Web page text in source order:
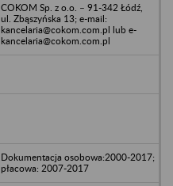
COKOM Sp. z o.o. – 91-342 Łódź,
ul. Zbąszyńska 13; e-mail:
kancelaria@cokom.com.pl lub e-
kancelaria@cokom.com.pl
Dokumentacja osobowa:2000-2017;
płacowa: 2007-2017